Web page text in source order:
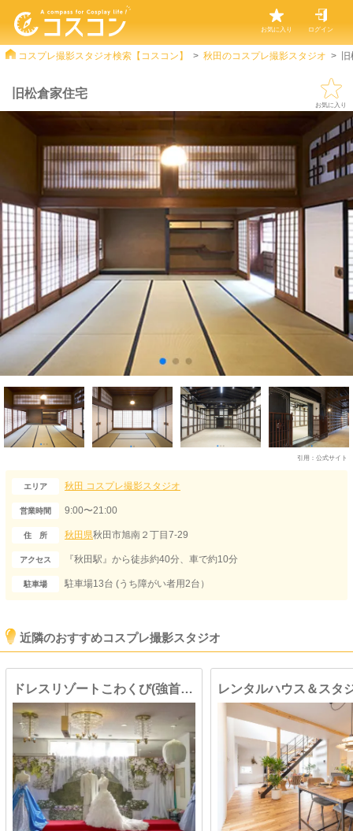
お気に入り ログイン
コスプレ撮影スタジオ検索【コスコン】 秋田のコスプレ撮影スタジオ
旧松倉家住宅
お気に入り
引用： 公式サイト
エリア 秋田 コスプレ撮影スタジオ
営業時間 9:00〜21:00
住 所 秋田県秋田市旭南２丁目7-29
アクセス 『秋田駅』から徒歩約40分、車で約10分
駐車場 駐車場13台 (うち障がい者用2台）
近隣のおすすめコスプレ撮影スタジオ
ドレスリゾートこわくび(強首ホテル)